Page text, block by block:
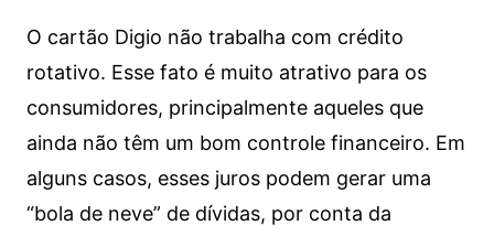
O cartão Digio não trabalha com crédito
rotativo. Esse fato é muito atrativo para os
consumidores, principalmente aqueles que
ainda não têm um bom controle financeiro. Em
alguns casos, esses juros podem gerar uma
“bola de neve” de dívidas, por conta da